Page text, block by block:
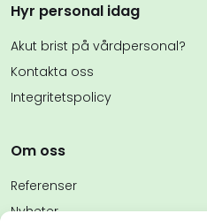
Hyr personal idag
Akut brist på vårdpersonal?
Kontakta oss
Integritetspolicy
Om oss
Referenser
Nyheter